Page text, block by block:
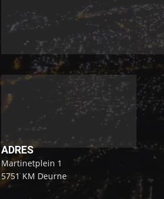
ADRES
Martinetplein 1
5751 KM Deurne